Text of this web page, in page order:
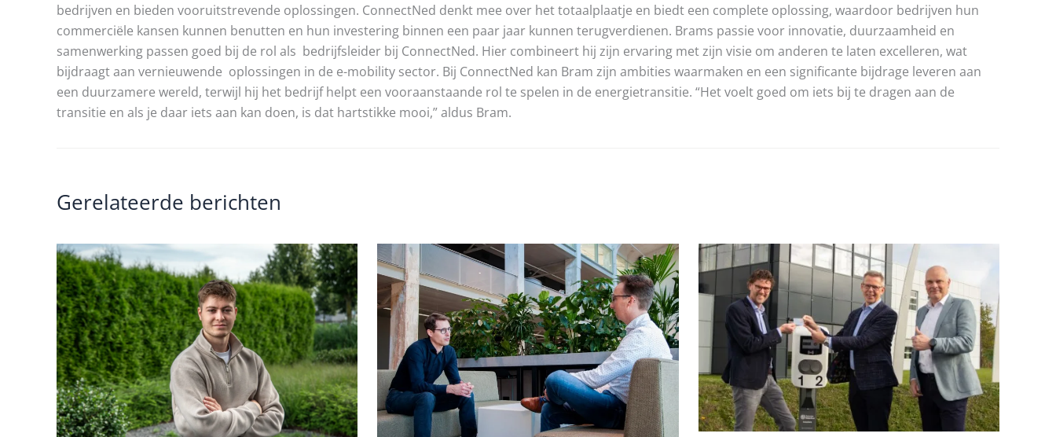
bedrijven en bieden vooruitstrevende oplossingen. ConnectNed denkt mee over het totaalplaatje en biedt een complete oplossing, waardoor bedrijven hun
commerciële kansen kunnen benutten en hun investering binnen een paar jaar kunnen terugverdienen. Brams passie voor innovatie, duurzaamheid en
samenwerking passen goed bij de rol als bedrijfsleider bij ConnectNed. Hier combineert hij zijn ervaring met zijn visie om anderen te laten excelleren, wat
bijdraagt aan vernieuwende oplossingen in de e-mobility sector. Bij ConnectNed kan Bram zijn ambities waarmaken en een significante bijdrage leveren aan
een duurzamere wereld, terwijl hij het bedrijf helpt een vooraanstaande rol te spelen in de energietransitie. “Het voelt goed om iets bij te dragen aan de
transitie en als je daar iets aan kan doen, is dat hartstikke mooi,” aldus Bram.
Gerelateerde berichten